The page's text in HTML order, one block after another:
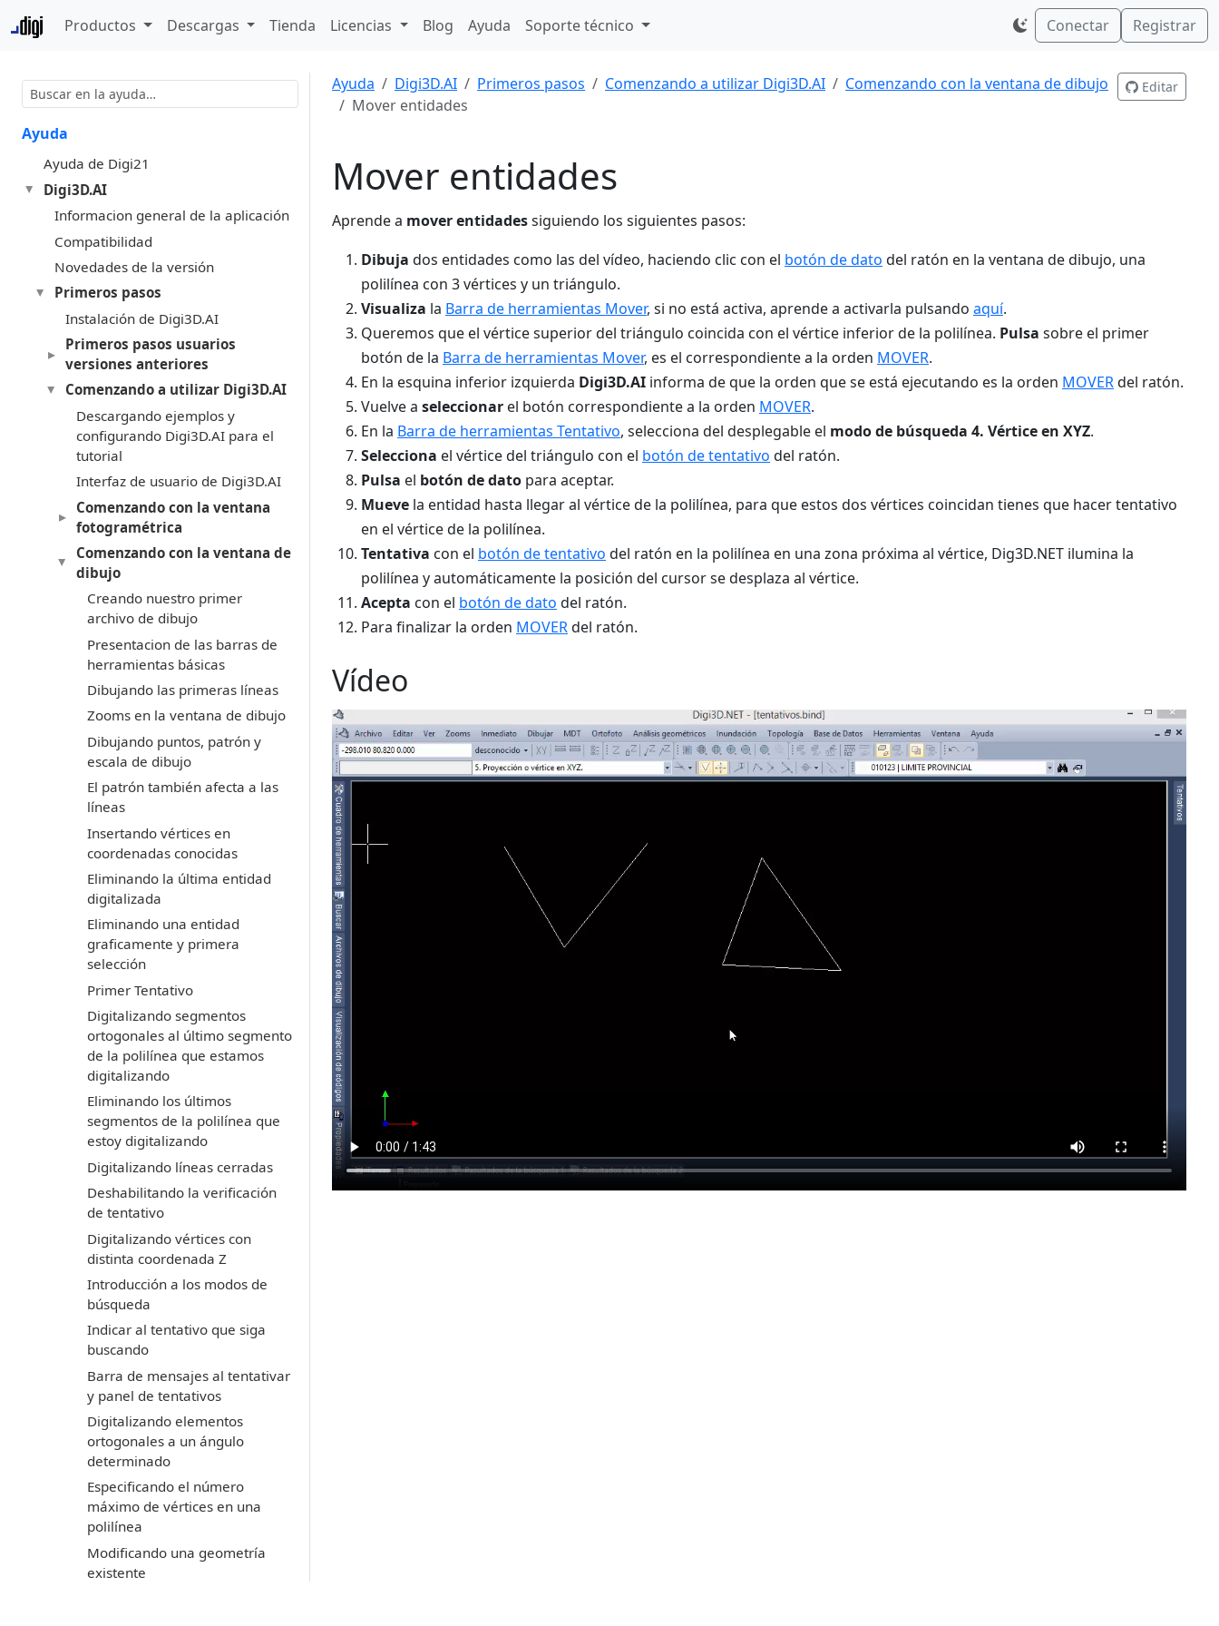
Productos Descargas Tienda Licencias Blog Ayuda Soporte técnico Conectar Registrar
Ayuda
Ayuda de Digi21
Digi3D.AI
Informacion general de la aplicación
Compatibilidad
Novedades de la versión
Primeros pasos
Instalación de Digi3D.AI
Primeros pasos usuarios
versiones anteriores
Comenzando a utilizar Digi3D.AI
Descargando ejemplos y
configurando Digi3D.AI para el
tutorial
Interfaz de usuario de Digi3D.AI
Comenzando con la ventana
fotogramétrica
Comenzando con la ventana de
dibujo
Creando nuestro primer
archivo de dibujo
Presentacion de las barras de
herramientas básicas
Dibujando las primeras líneas
Zooms en la ventana de dibujo
Dibujando puntos, patrón y
escala de dibujo
El patrón también afecta a las
líneas
Insertando vértices en
coordenadas conocidas
Eliminando la última entidad
digitalizada
Eliminando una entidad
graficamente y primera
selección
Primer Tentativo
Digitalizando segmentos
ortogonales al último segmento
de la polilínea que estamos
digitalizando
Eliminando los últimos
segmentos de la polilínea que
estoy digitalizando
Digitalizando líneas cerradas
Deshabilitando la verificación
de tentativo
Digitalizando vértices con
distinta coordenada Z
Introducción a los modos de
búsqueda
Indicar al tentativo que siga
buscando
Barra de mensajes al tentativar
y panel de tentativos
Digitalizando elementos
ortogonales a un ángulo
determinado
Especificando el número
máximo de vértices en una
polilínea
Modificando una geometría
existente
Ayuda Digi3D.AI Primeros pasos Comenzando a utilizar Digi3D.AI
Comenzando con la ventana de dibujo
Mover entidades
Editar
Mover entidades
Aprende a mover entidadessiguiendo los siguientes pasos:
Dibuja dos entidades como las del vídeo, haciendo clic con el botón de dato del ratón en la ventana de dibujo, una
polilínea con 3 vértices y un triángulo.
Visualiza la Barra de herramientas Mover, si no está activa, aprende a activarla pulsando aquí.
Queremos que el vértice superior del triángulo coincida con el vértice inferior de la polilínea. Pulsa sobre el primer
botón de la Barra de herramientas Mover, es el correspondiente a la orden MOVER.
En la esquina inferior izquierda Digi3D.AI informa de que la orden que se está ejecutando es la orden MOVERdel ratón.
Vuelve a seleccionar el botón correspondiente a la orden MOVER.
En la Barra de herramientas Tentativo, selecciona del desplegable el modo de búsqueda 4. Vértice en XYZ.
Selecciona el vértice del triángulo con el botón de tentativo del ratón.
Pulsa el botón de dato para aceptar.
Mueve la entidad hasta llegar al vértice de la polilínea, para que estos dos vértices coincidan tienes que hacer tentativo
en el vértice de la polilínea.
Tentativa con el botón de tentativo del ratón en la polilínea en una zona próxima al vértice, Dig3D.NET ilumina la
polilínea y automáticamente la posición del cursor se desplaza al vértice.
Acepta con el botón de dato del ratón.
Para finalizar la orden MOVERdel ratón.
Vídeo